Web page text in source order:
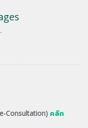
Consultation) คลิก